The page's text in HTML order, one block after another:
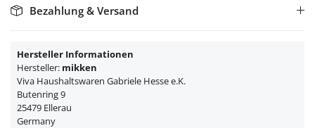
Bezahlung & Versand
Hersteller Informationen
Hersteller: mikken
Viva Haushaltswaren Gabriele Hesse e.K.
Butenring 9
25479 Ellerau
Germany